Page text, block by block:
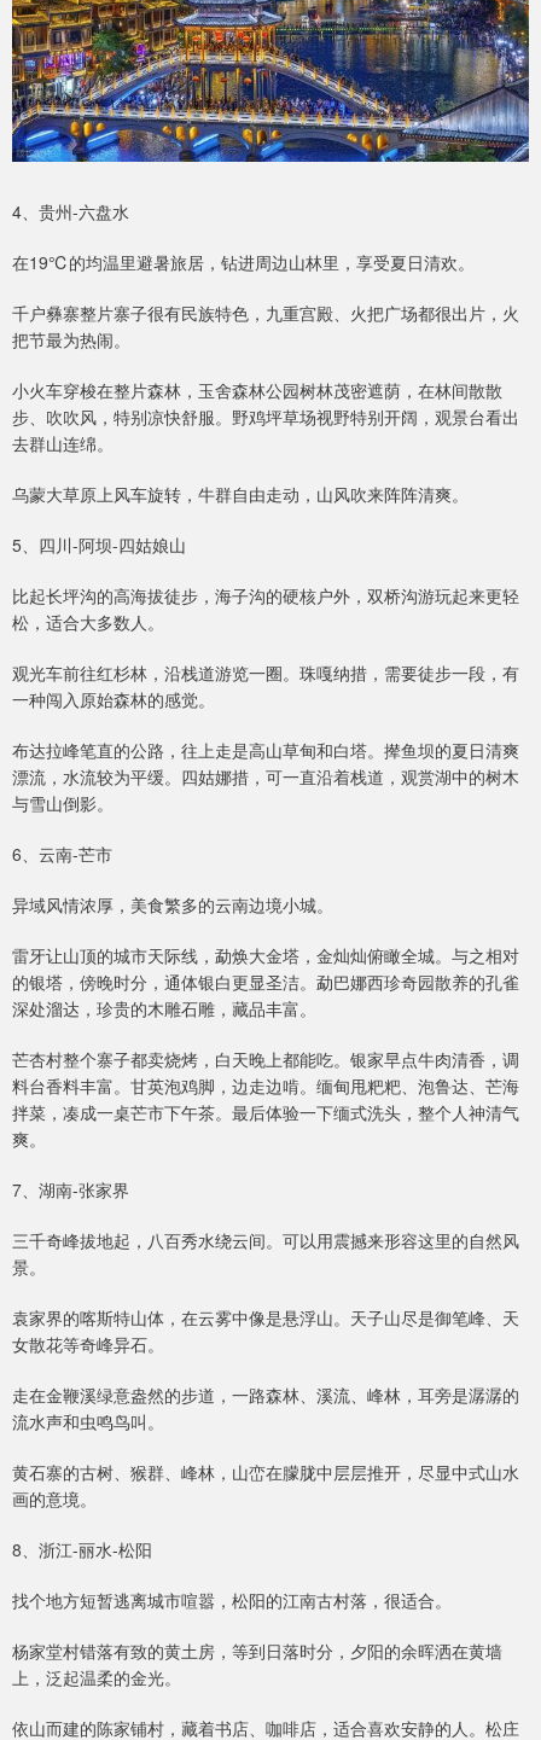
4、贵州-六盘水
在19℃的均温里避暑旅居，钻进周边山林里，享受夏日清欢。
千户彝寨整片寨子很有民族特色，九重宫殿、火把广场都很出片，火
把节最为热闹。
小火车穿梭在整片森林，玉舍森林公园树林茂密遮荫，在林间散散
步、吹吹风，特别凉快舒服。野鸡坪草场视野特别开阔，观景台看出
去群山连绵。
乌蒙大草原上风车旋转，牛群自由走动，山风吹来阵阵清爽。
5、四川-阿坝-四姑娘山
比起长坪沟的高海拔徒步，海子沟的硬核户外，双桥沟游玩起来更轻
松，适合大多数人。
观光车前往红杉林，沿栈道游览一圈。珠嘎纳措，需要徒步一段，有
一种闯入原始森林的感觉。
布达拉峰笔直的公路，往上走是高山草甸和白塔。撵鱼坝的夏日清爽
漂流，水流较为平缓。四姑娜措，可一直沿着栈道，观赏湖中的树木
与雪山倒影。
6、云南-芒市
异域风情浓厚，美食繁多的云南边境小城。
雷牙让山顶的城市天际线，勐焕大金塔，金灿灿俯瞰全城。与之相对
的银塔，傍晚时分，通体银白更显圣洁。勐巴娜西珍奇园散养的孔雀
深处溜达，珍贵的木雕石雕，藏品丰富。
芒杏村整个寨子都卖烧烤，白天晚上都能吃。银家早点牛肉清香，调
料台香料丰富。甘英泡鸡脚，边走边啃。缅甸甩粑粑、泡鲁达、芒海
拌菜，凑成一桌芒市下午茶。最后体验一下缅式洗头，整个人神清气
爽。
7、湖南-张家界
三千奇峰拔地起，八百秀水绕云间。可以用震撼来形容这里的自然风
景。
袁家界的喀斯特山体，在云雾中像是悬浮山。天子山尽是御笔峰、天
女散花等奇峰异石。
走在金鞭溪绿意盎然的步道，一路森林、溪流、峰林，耳旁是潺潺的
流水声和虫鸣鸟叫。
黄石寨的古树、猴群、峰林，山峦在朦胧中层层推开，尽显中式山水
画的意境。
8、浙江-丽水-松阳
找个地方短暂逃离城市喧嚣，松阳的江南古村落，很适合。
杨家堂村错落有致的黄土房，等到日落时分，夕阳的余晖洒在黄墙
上，泛起温柔的金光。
依山而建的陈家铺村，藏着书店、咖啡店，适合喜欢安静的人。松庄